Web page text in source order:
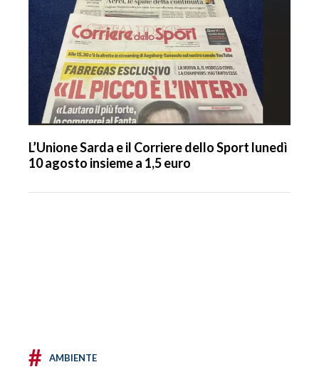
L’Unione Sarda e il Corriere dello Sport lunedì
10 agosto insieme a 1,5 euro
# AMBIENTE